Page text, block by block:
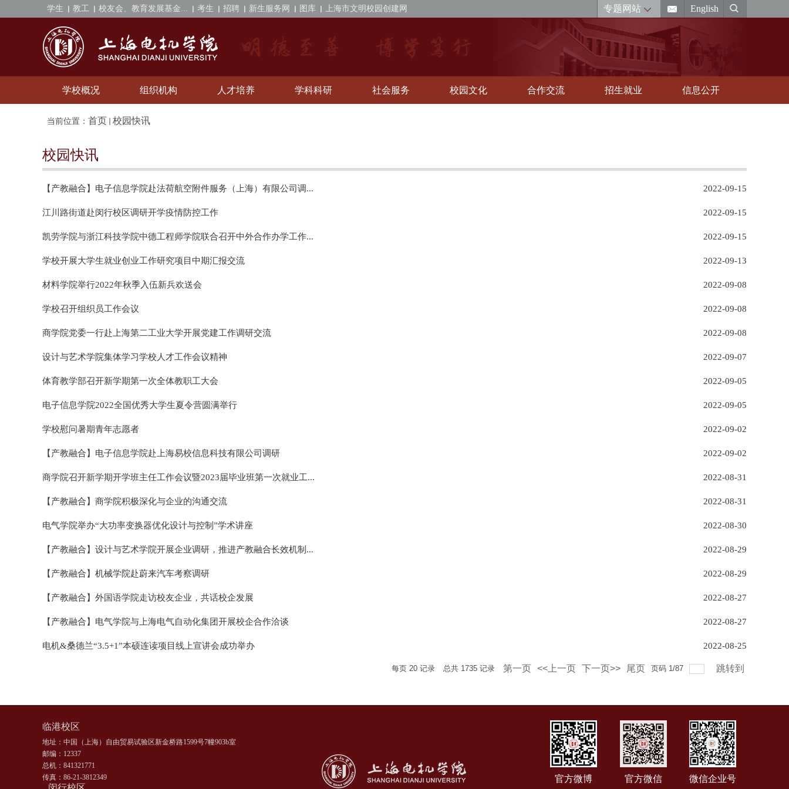
学生 教工 校友会、教育发展基金... 考生 招聘 新生服务网 图库 上海市文明校园创建网 专题网站 English
学校概况 组织机构 人才培养 学科科研 社会服务 校园文化 合作交流 招生就业 信息公开
当前位置： 首页 校园快讯
校园快讯
【产教融合】电子信息学院赴法荷航空附件服务（上海）有限公司调... 2022-09-15
江川路街道赴闵行校区调研开学疫情防控工作 2022-09-15
凯劳学院与浙江科技学院中德工程师学院联合召开中外合作办学工作... 2022-09-15
学校开展大学生就业创业工作研究项目中期汇报交流 2022-09-13
材料学院举行2022年秋季入伍新兵欢送会 2022-09-08
学校召开组织员工作会议 2022-09-08
商学院党委一行赴上海第二工业大学开展党建工作调研交流 2022-09-08
设计与艺术学院集体学习学校人才工作会议精神 2022-09-07
体育教学部召开新学期第一次全体教职工大会 2022-09-05
电子信息学院2022全国优秀大学生夏令营圆满举行 2022-09-05
学校慰问暑期青年志愿者 2022-09-02
【产教融合】电子信息学院赴上海易校信息科技有限公司调研 2022-09-02
商学院召开新学期开学班主任工作会议暨2023届毕业班第一次就业工... 2022-08-31
【产教融合】商学院积极深化与企业的沟通交流 2022-08-31
电气学院举办“大功率变换器优化设计与控制”学术讲座 2022-08-30
【产教融合】设计与艺术学院开展企业调研，推进产教融合长效机制... 2022-08-29
【产教融合】机械学院赴蔚来汽车考察调研 2022-08-29
【产教融合】外国语学院走访校友企业，共话校企发展 2022-08-27
【产教融合】电气学院与上海电气自动化集团开展校企合作洽谈 2022-08-27
电机&桑德兰“3.5+1”本硕连读项目线上宣讲会成功举办 2022-08-25
每页 20 记录 总共 1735 记录 第一页 <<上一页 下一页>> 尾页 页码 1/87 跳转到
临港校区
地址：中国（上海）自由贸易试验区新金桥路1599号7幢903b室
邮编：12337
总机：841321771
传真：86-21-3812349
官方微博 官方微信 微信企业号